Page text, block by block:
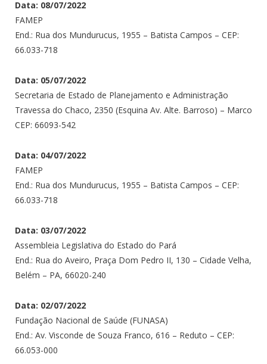
Data: 08/07/2022
FAMEP
End.: Rua dos Mundurucus, 1955 – Batista Campos – CEP:
66.033-718
Data: 05/07/2022
Secretaria de Estado de Planejamento e Administração
Travessa do Chaco, 2350 (Esquina Av. Alte. Barroso) – Marco
CEP: 66093-542
Data: 04/07/2022
FAMEP
End.: Rua dos Mundurucus, 1955 – Batista Campos – CEP:
66.033-718
Data: 03/07/2022
Assembleia Legislativa do Estado do Pará
End.: Rua do Aveiro, Praça Dom Pedro II, 130 – Cidade Velha,
Belém – PA, 66020-240
Data: 02/07/2022
Fundação Nacional de Saúde (FUNASA)
End.: Av. Visconde de Souza Franco, 616 – Reduto – CEP:
66.053-000